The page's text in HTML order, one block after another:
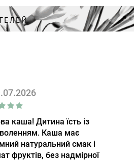
каша! Дитина їсть із
Каша має
натуральний смак і
фруктів, без надмірної